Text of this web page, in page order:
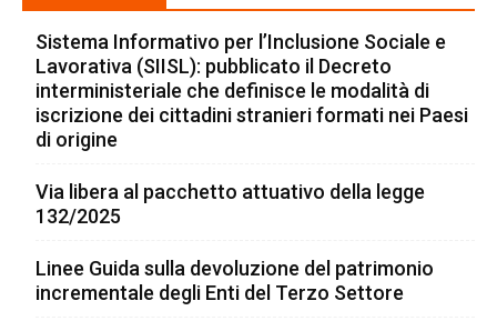
Sistema Informativo per l’Inclusione Sociale e
Lavorativa (SIISL): pubblicato il Decreto
interministeriale che definisce le modalità di
iscrizione dei cittadini stranieri formati nei Paesi
di origine
Via libera al pacchetto attuativo della legge
132/2025
Linee Guida sulla devoluzione del patrimonio
incrementale degli Enti del Terzo Settore